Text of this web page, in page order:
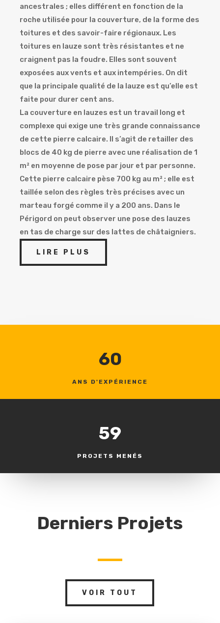
ancestrales ; elles différent en fonction de la
roche utilisée pour la couverture, de la forme des
toitures et des savoir-faire régionaux. Les
toitures en lauze sont très résistantes et ne
craignent pas la foudre. Elles sont souvent
exposées aux vents et aux intempéries. On dit
que la principale qualité de la lauze est qu’elle est
faite pour durer cent ans.
La couverture en lauzes est un travail long et
complexe qui exige une très grande connaissance
de cette pierre calcaire. Il s’agit de retailler des
blocs de 40 kg de pierre avec une réalisation de 1
m² en moyenne de pose par jour et par personne.
Cette pierre calcaire pèse 700 kg au m² ; elle est
taillée selon des règles très précises avec un
marteau forgé comme il y a 200 ans. Dans le
Périgord on peut observer une pose des lauzes
en tas de charge sur des lattes de châtaigniers.
LIRE PLUS
60
ANS D'EXPÉRIENCE
59
PROJETS MENÉS
Derniers Projets
VOIR TOUT